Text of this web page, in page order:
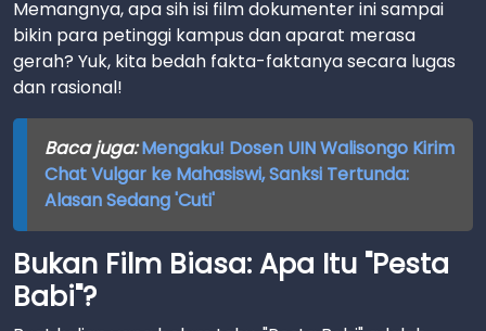
Memangnya, apa sih isi film dokumenter ini sampai
bikin para petinggi kampus dan aparat merasa
gerah? Yuk, kita bedah fakta-faktanya secara lugas
dan rasional!
Baca juga:Mengaku! Dosen UIN Walisongo Kirim
Chat Vulgar ke Mahasiswi, Sanksi Tertunda:
Alasan Sedang 'Cuti'
Bukan Film Biasa: Apa Itu "Pesta
Babi"?